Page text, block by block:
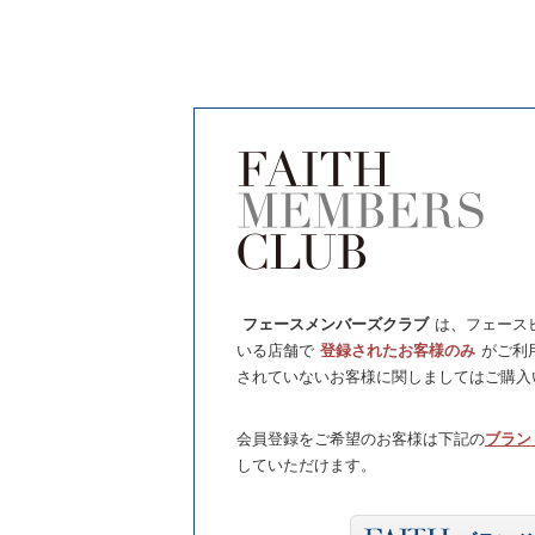
フェースメンバーズクラブ は、フェース
いる店舗で 登録されたお客様のみ がご利
されていないお客様に関しましてはご購
会員登録をご希望のお客様は下記のブラ
していただけます。